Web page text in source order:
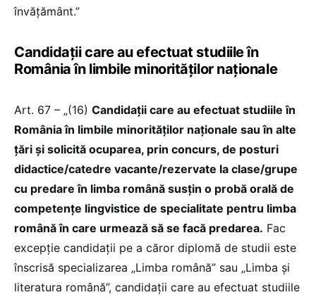
învățământ.”
Candidații care au efectuat studiile în
România în limbile minorităților naționale
Art. 67 – „(16) Candidaţii care au efectuat studiile în
România în limbile minorităţilor naţionale sau în alte
ţări şi solicită ocuparea, prin concurs, de posturi
didactice/catedre vacante/rezervate la clase/grupe
cu predare în limba română susţin o probă orală de
competenţe lingvistice de specialitate pentru limba
română în care urmează să se facă predarea. Fac
excepţie candidaţii pe a căror diplomă de studii este
înscrisă specializarea „Limba română” sau „Limba şi
literatura română”, candidaţii care au efectuat studiile